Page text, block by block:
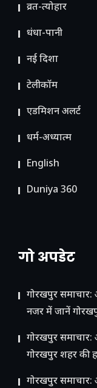
व्रत-त्योहार
धंधा-पानी
नई दिशा
टेलीकॉम
ए​डमिशन अलर्ट
धर्म-अध्यात्म
English
Duniya 360
गो अपडेट
गोरखपुर
नजर में जानें
गोरखपुर
गोरखपुर शहर की
गोरखपुर